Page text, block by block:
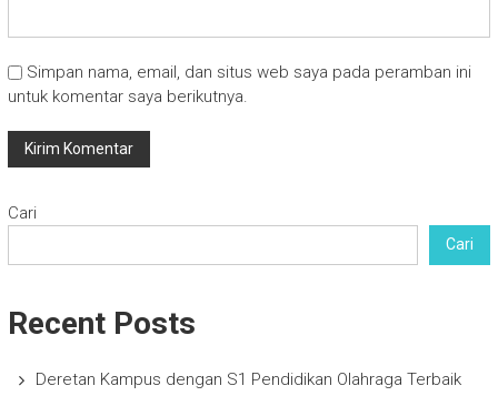
Simpan nama, email, dan situs web saya pada peramban ini
untuk komentar saya berikutnya.
Cari
Cari
Recent Posts
Deretan Kampus dengan S1 Pendidikan Olahraga Terbaik